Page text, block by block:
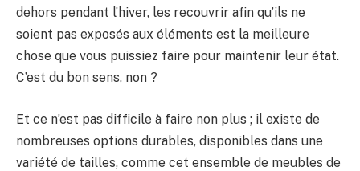
dehors pendant l’hiver, les recouvrir afin qu’ils ne
soient pas exposés aux éléments est la meilleure
chose que vous puissiez faire pour maintenir leur état.
C’est du bon sens, non ?
Et ce n’est pas difficile à faire non plus ; il existe de
nombreuses options durables, disponibles dans une
variété de tailles, comme cet ensemble de meubles de